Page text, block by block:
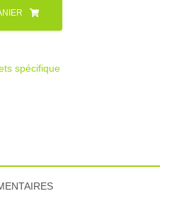
spécifique